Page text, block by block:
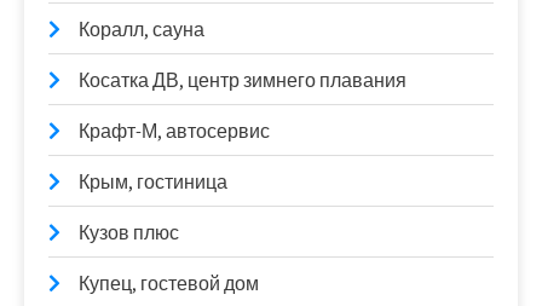
Коралл, сауна
Косатка ДВ, центр зимнего плавания
Крафт-М, автосервис
Крым, гостиница
Кузов плюс
Купец, гостевой дом